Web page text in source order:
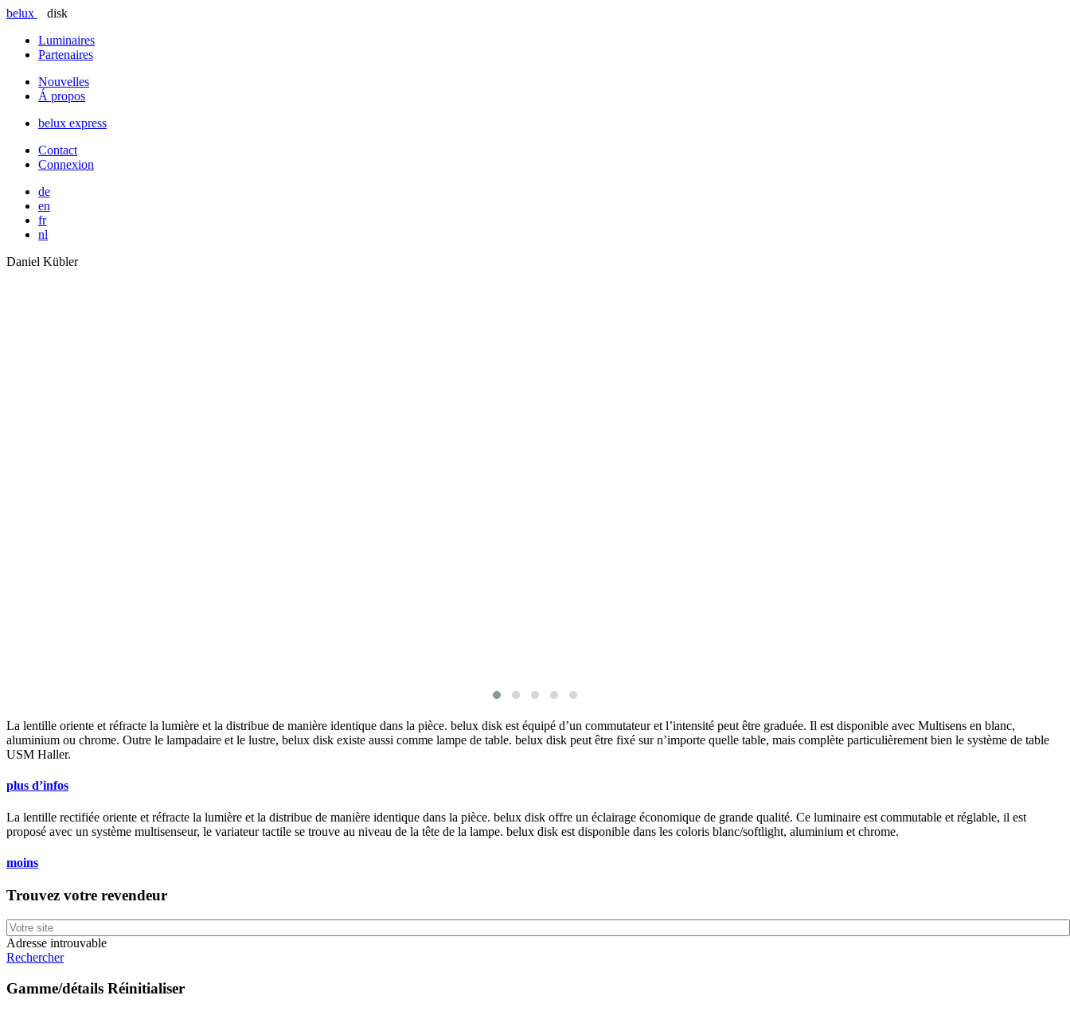
belux
disk
Luminaires
Partenaires
Nouvelles
Á propos
belux express
Contact
Connexion
de
en
fr
nl
Daniel Kübler
La lentille oriente et réfracte la lumière et la distribue de manière identique dans la pièce. belux disk est équipé d’un commutateur et l’intensité peut être graduée. Il est disponible avec Multisens en blanc,
aluminium ou chrome. Outre le lampadaire et le lustre, belux disk existe aussi comme lampe de table. belux disk peut être fixé sur n’importe quelle table, mais complète particulièrement bien le système de table
USM Haller.
plus d’infos
La lentille rectifiée oriente et réfracte la lumière et la distribue de manière identique dans la pièce. belux disk offre un éclairage économique de grande qualité. Ce luminaire est commutable et réglable, il est
proposé avec un système multisenseur, le variateur tactile se trouve au niveau de la tête de la lampe. belux disk est disponible dans les coloris blanc/softlight, aluminium et chrome.
moins
Trouvez votre revendeur
Adresse introuvable
Rechercher
Gamme/détails Réinitialiser